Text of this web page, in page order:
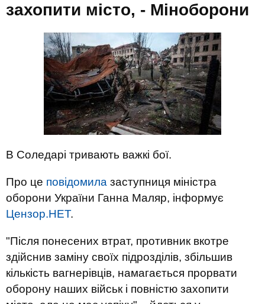
захопити місто, - Міноборони
В Соледарі тривають важкі бої.
Про це повідомила заступниця міністра
оборони України Ганна Маляр, інформує
Цензор.НЕТ.
"Після понесених втрат, противник вкотре
здійснив заміну своїх підрозділів, збільшив
кількість вагнерівців, намагається прорвати
оборону наших військ і повністю захопити